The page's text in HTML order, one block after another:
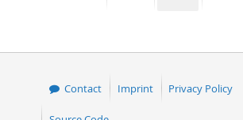
Contact Imprint Privacy Policy